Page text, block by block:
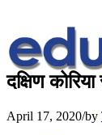
दक्षिण
April 17, 2020/by